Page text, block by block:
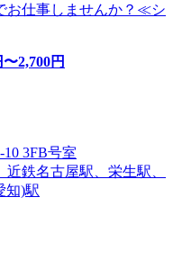
お仕事しませんか？≪シ
〜2,700円
3FB号室
鉄名古屋駅、栄生駅、
知)駅